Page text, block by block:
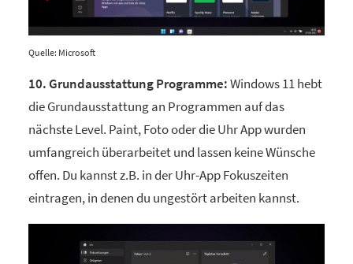
Quelle: Microsoft
10. Grundausstattung Programme:Windows 11 hebt
die Grundausstattung an Programmen auf das
nächste Level. Paint, Foto oder die Uhr App wurden
umfangreich überarbeitet und lassen keine Wünsche
offen. Du kannst z.B. in der Uhr-App Fokuszeiten
eintragen, in denen du ungestört arbeiten kannst.